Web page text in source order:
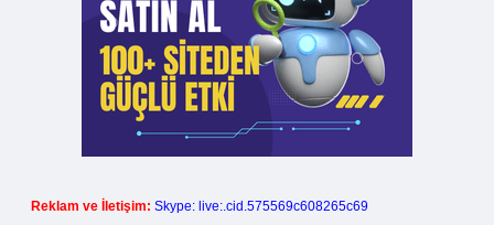
Reklam ve İletişim: Skype: live:.cid.575569c608265c69